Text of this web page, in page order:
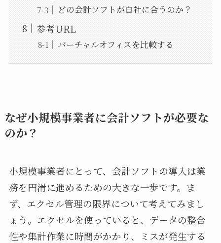
どの会計ソフトが自社に合うのか？
参考URL
バーチャルオフィスを比較する
なぜ小規模事業者に会計ソフトが必要な
のか？
小規模事業者にとって、会計ソフトの導入は業
務を円滑に進めるための大きな一歩です。ま
ず、エクセル管理の限界について考えてみまし
ょう。エクセルを使っていると、データの整合
性や集計作業に時間がかかり、ミスが発生する